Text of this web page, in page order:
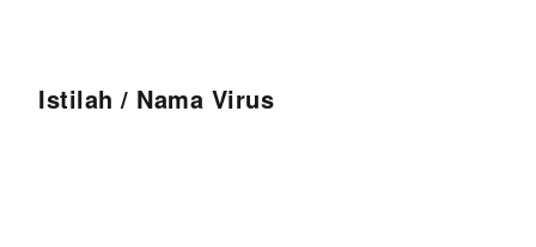
Istilah / Nama Virus